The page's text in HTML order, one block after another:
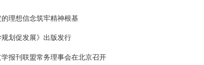
的理想信念筑牢精神根基
规划促发展》出版发行
报刊联盟常务理事会在北京召开